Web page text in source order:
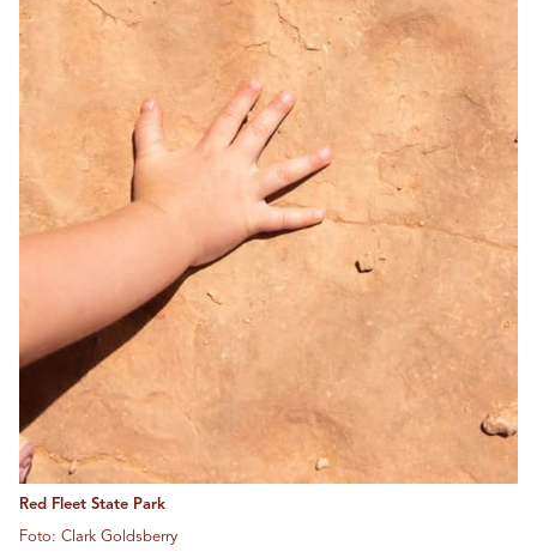
Red Fleet State Park
Foto: Clark Goldsberry